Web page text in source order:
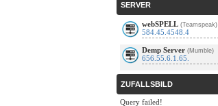
SERVER
webSPELL (Teamspeak)
584.45.4548.4
Demp Server (Mumble)
656.55.6.1.65.
ZUFALLSBILD
Query failed!